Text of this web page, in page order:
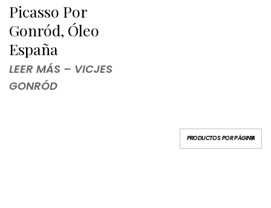
Picasso Por
Gonród, Óleo
España
LEER MÁS – VICJES
GONRÓD